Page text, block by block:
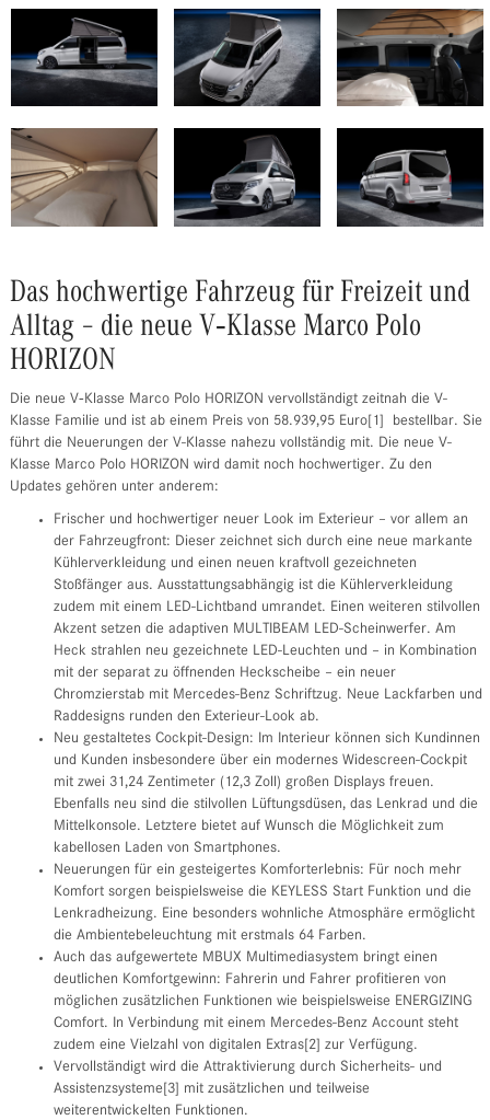
Das hochwertige Fahrzeug für Freizeit und
Alltag – die neue V‑Klasse Marco Polo
HORIZON
Die neue V‑Klasse Marco Polo HORIZON vervollständigt zeitnah die V-
Klasse Familie und ist ab einem Preis von 58.939,95 Euro[1] bestellbar. Sie
führt die Neuerungen der V-Klasse nahezu vollständig mit. Die neue V-
Klasse Marco Polo HORIZON wird damit noch hochwertiger. Zu den
Updates gehören unter anderem:
Frischer und hochwertiger neuer Look im Exterieur – vor allem an
der Fahrzeugfront: Dieser zeichnet sich durch eine neue markante
Kühlerverkleidung und einen neuen kraftvoll gezeichneten
Stoßfänger aus. Ausstattungsabhängig ist die Kühlerverkleidung
zudem mit einem LED-Lichtband umrandet. Einen weiteren stilvollen
Akzent setzen die adaptiven MULTIBEAM LED-Scheinwerfer. Am
Heck strahlen neu gezeichnete LED-Leuchten und – in Kombination
mit der separat zu öffnenden Heckscheibe – ein neuer
Chromzierstab mit Mercedes-Benz Schriftzug. Neue Lackfarben und
Raddesigns runden den Exterieur-Look ab.
Neu gestaltetes Cockpit-Design: Im Interieur können sich Kundinnen
und Kunden insbesondere über ein modernes Widescreen-Cockpit
mit zwei 31,24 Zentimeter (12,3 Zoll) großen Displays freuen.
Ebenfalls neu sind die stilvollen Lüftungsdüsen, das Lenkrad und die
Mittelkonsole. Letztere bietet auf Wunsch die Möglichkeit zum
kabellosen Laden von Smartphones.
Neuerungen für ein gesteigertes Komforterlebnis: Für noch mehr
Komfort sorgen beispielsweise die KEYLESS Start Funktion und die
Lenkradheizung. Eine besonders wohnliche Atmosphäre ermöglicht
die Ambientebeleuchtung mit erstmals 64 Farben.
Auch das aufgewertete MBUX Multimediasystem bringt einen
deutlichen Komfortgewinn: Fahrerin und Fahrer profitieren von
möglichen zusätzlichen Funktionen wie beispielsweise ENERGIZING
Comfort. In Verbindung mit einem Mercedes-Benz Account steht
zudem eine Vielzahl von digitalen Extras[2] zur Verfügung.
Vervollständigt wird die Attraktivierung durch Sicherheits- und
Assistenzsysteme[3] mit zusätzlichen und teilweise
weiterentwickelten Funktionen.